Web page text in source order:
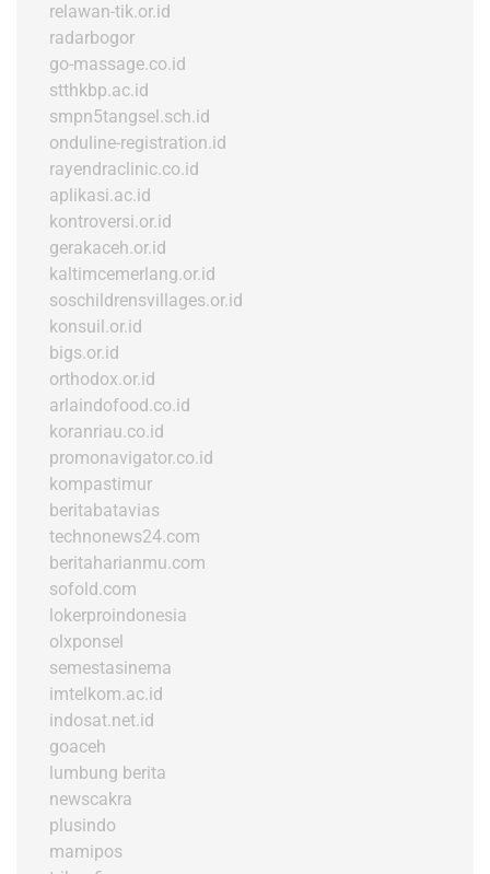
relawan-tik.or.id
radarbogor
go-massage.co.id
stthkbp.ac.id
smpn5tangsel.sch.id
onduline-registration.id
rayendraclinic.co.id
aplikasi.ac.id
kontroversi.or.id
gerakaceh.or.id
kaltimcemerlang.or.id
soschildrensvillages.or.id
konsuil.or.id
bigs.or.id
orthodox.or.id
arlaindofood.co.id
koranriau.co.id
promonavigator.co.id
kompastimur
beritabatavias
technonews24.com
beritaharianmu.com
sofold.com
lokerproindonesia
olxponsel
semestasinema
imtelkom.ac.id
indosat.net.id
goaceh
lumbung berita
newscakra
plusindo
mamipos